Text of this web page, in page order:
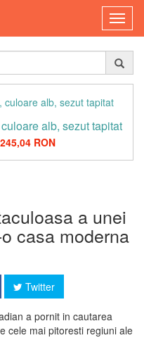
alb, sezut tapitat
245,04 RON
a unei
casa moderna
Twitter
a pornit in cautarea
cele mai pitoresti regiuni ale